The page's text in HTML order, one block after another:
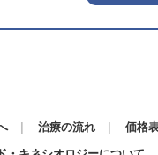
治療の流れ 価格